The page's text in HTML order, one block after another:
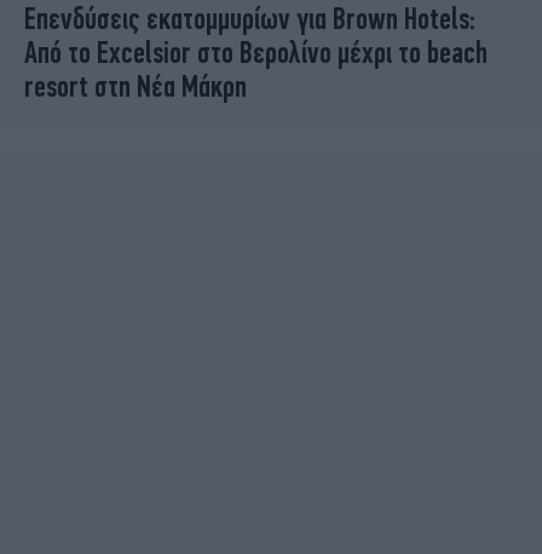
Επενδύσεις εκατομμυρίων για Brown Hotels:
Από το Excelsior στο Βερολίνο μέχρι το beach
resort στη Νέα Μάκρη